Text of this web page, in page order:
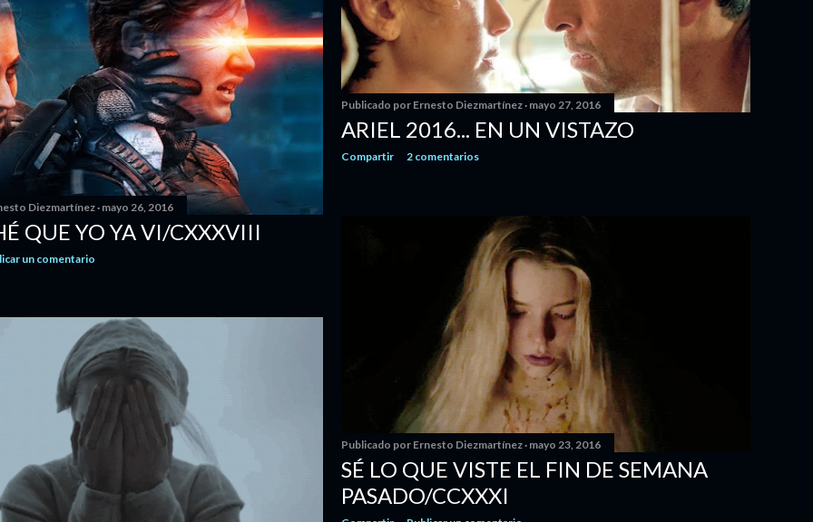
Publicado por Ernesto Diezmartínez mayo 27, 2016
ARIEL 2016... EN UN VISTAZO
Compartir 2 comentarios
Diezmartínez mayo 26, 2016
QUE YO YA VI/CXXXVIII
un comentario
Publicado por Ernesto Diezmartínez mayo 23, 2016
SÉ LO QUE VISTE EL FIN DE SEMANA
PASADO/CCXXXI